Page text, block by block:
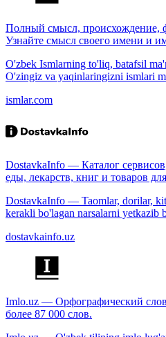
Полный смысл, происхождение,
Узнайте смысл своего имени и
O'zbek Ismlarning to'liq, batafsil
O'zingiz va yaqinlaringizni ismlari
ismlar.com
DostavkaInfo — Каталог
еды, лекарств, книг и товаров
DostavkaInfo — Taomlar, dorilar,
kerakli bo'lagan narsalarni yetkazib
dostavkainfo.uz
Imlo.uz — Орфографический
более 87 000 слов.